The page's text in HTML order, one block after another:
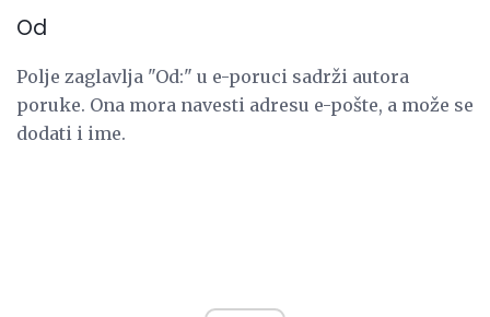
Od
Polje zaglavlja "Od:" u e-poruci sadrži autora
poruke. Ona mora navesti adresu e-pošte, a može se
dodati i ime.